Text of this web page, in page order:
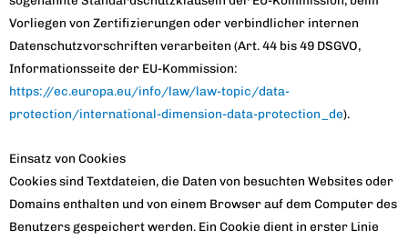
Vorliegen von Zertifizierungen oder verbindlicher internen
Datenschutzvorschriften verarbeiten (Art. 44 bis 49 DSGVO,
Informationsseite der EU-Kommission:
https://ec.europa.eu/info/law/law-topic/data-
protection/international-dimension-data-protection_de).
Einsatz von Cookies
Cookies sind Textdateien, die Daten von besuchten Websites oder
Domains enthalten und von einem Browser auf dem Computer des
Benutzers gespeichert werden. Ein Cookie dient in erster Linie